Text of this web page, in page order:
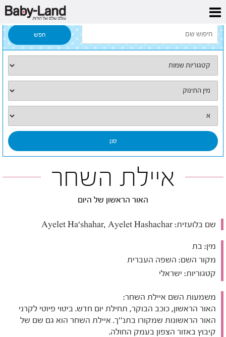
דף הבית
איילת השחר
האור הראשון של היום
שם בלועזית:
מין: בת
מקור השם: השפה העברית
קטגוריות: ישראלי
משמעות השם איילת השחר:
האור הראשון, כוכב הבוקר, תחילת יום חדש. ביטוי פיוטי לקרני
האור הראשונות שמקורו בתנ''ך. איילת השחר הוא גם שם של
קיבוץ באזור הצפון בעמק החולה.